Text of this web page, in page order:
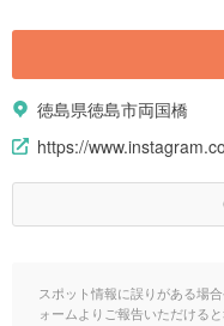
徳島県徳島市両国橋
https://
スポット情報に誤りがある場
ォームよりご報告いただけると